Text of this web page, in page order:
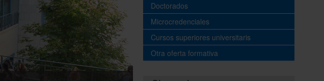
Doctorados
Microcredenciales
Cursos superiores universitaris
Otra oferta formativa